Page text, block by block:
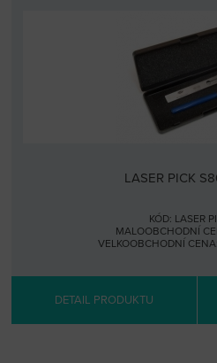
LASER PICK
KÓD: LASER
MALOOBCHODNÍ
VELKOOBCHODNÍ CENA:
DETAIL PRODUKTU